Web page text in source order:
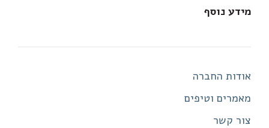
מידע נוסף
אודות החברה
מאמרים וטיפים
צור קשר